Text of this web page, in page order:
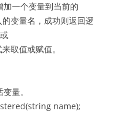
一个变量到当前的
变量名，成功则返回逻
取值或赋值。
量。
name);